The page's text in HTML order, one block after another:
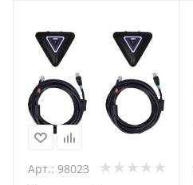
Арт.: 98023